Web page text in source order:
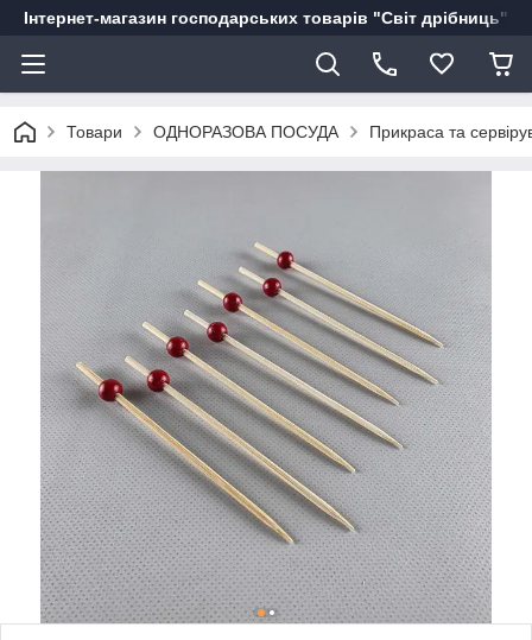
Інтернет-магазин господарських товарів "Світ дрібниць"
Товари ОДНОРАЗОВА ПОСУДА Прикраса та